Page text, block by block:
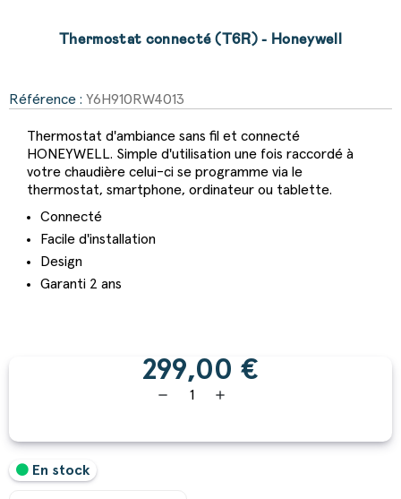
Thermostat connecté (T6R) - Honeywell
Référence : Y6H910RW4013
Thermostat d'ambiance sans fil et connecté
HONEYWELL. Simple d'utilisation une fois raccordé à
votre chaudière celui-ci se programme via le
thermostat, smartphone, ordinateur ou tablette.
Connecté
Facile d'installation
Design
Garanti 2 ans
299,00 €
remove add
En stock